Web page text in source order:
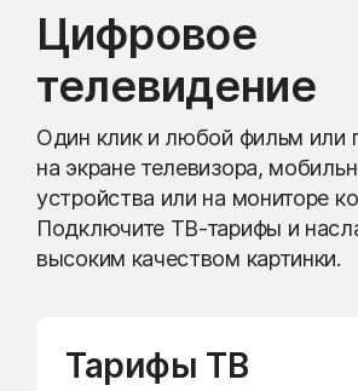
Цифровое
телевидение
Один клик и любой фильм или
на экране телевизора,
устройства или на мониторе
Подключите ТВ-тарифы и
высоким качеством картинки.
Тарифы ТВ